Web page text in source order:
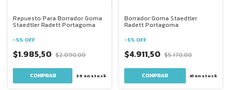
Repuesto Para Borrador Goma
Staedtler Radett Portagoma
-5% OFF
$1.985,50 $2.090,00
39 en stock
Borrador Goma Staedtler
Radett Portagoma
-5% OFF
$4.911,50 $5.170,00
41 en stock